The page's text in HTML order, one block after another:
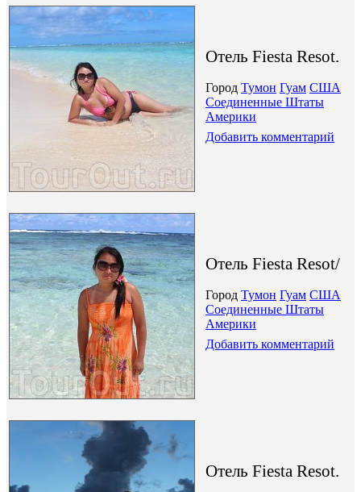
Отель Fiesta Resot.
Город Тумон Гуам США
Соединенные Штаты
Америки
Добавить комментарий
Отель Fiesta Resot/
Город Тумон Гуам США
Соединенные Штаты
Америки
Добавить комментарий
Отель Fiesta Resot.